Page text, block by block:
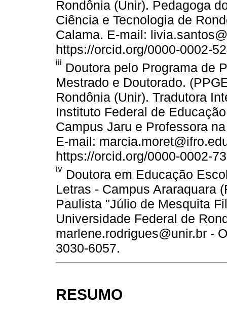
Rondônia (Unir). Pedagoga
Ciência e Tecnologia de
Calama. E-mail:
https://orcid.org/0000-0002-
iii Doutora pelo Programa de
Mestrado e Doutorado.
Rondônia (Unir). Tradutora
Instituto Federal de
Campus Jaru e Professora
E-mail:
https://orcid.org/0000-0002-
iv Doutora em Educação
Letras - Campus Araraquara
Paulista "Júlio de Mesquita
Universidade Federal de
marlene.rodrigues@unir.br -
3030-6057.
RESUMO